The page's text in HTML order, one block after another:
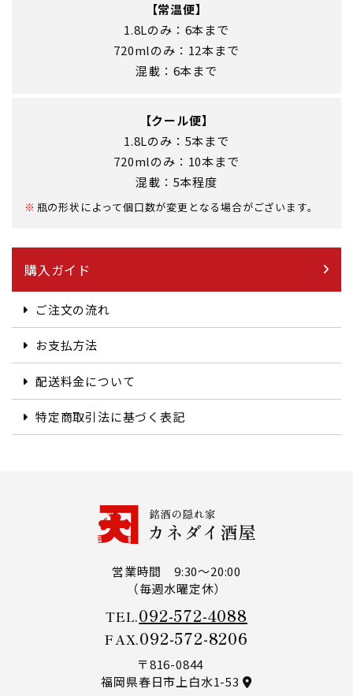
【常温便】
1.8Lのみ：6本まで
720mlのみ：12本まで
混載：6本まで
【クール便】
1.8Lのみ：5本まで
720mlのみ：10本まで
混載：5本程度
瓶の形状によって個口数が変更となる場合がございます。
購入ガイド
ご注文の流れ
お支払方法
配送料金について
特定商取引法に基づく表記
営業時間 9:30～20:00
（毎週水曜定休）
TEL.092-572-4088
FAX.092-572-8206
〒816-0844
福岡県春日市上白水1-53